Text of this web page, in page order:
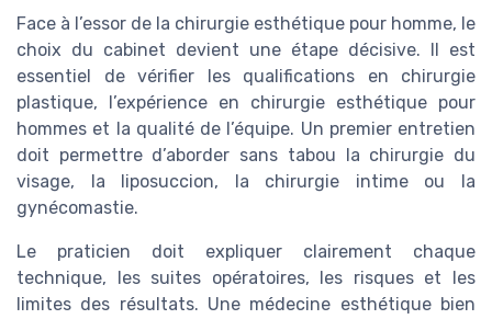
Face à l’essor de la chirurgie esthétique pour homme, le
choix du cabinet devient une étape décisive. Il est
essentiel de vérifier les qualifications en chirurgie
plastique, l’expérience en chirurgie esthétique pour
hommes et la qualité de l’équipe. Un premier entretien
doit permettre d’aborder sans tabou la chirurgie du
visage, la liposuccion, la chirurgie intime ou la
gynécomastie.
Le praticien doit expliquer clairement chaque
technique, les suites opératoires, les risques et les
limites des résultats. Une médecine esthétique bien